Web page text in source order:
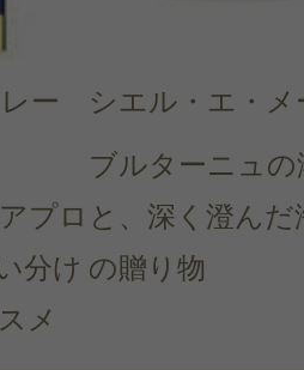
ー
プロ
分け
メ
シエル・エ・メ
ブルターニュの
と、深く澄んだ
の贈り物